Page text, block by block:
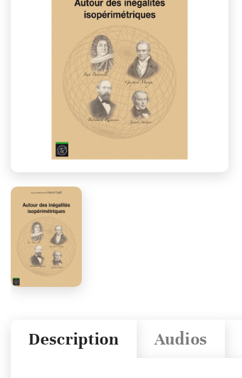
Audios
Description